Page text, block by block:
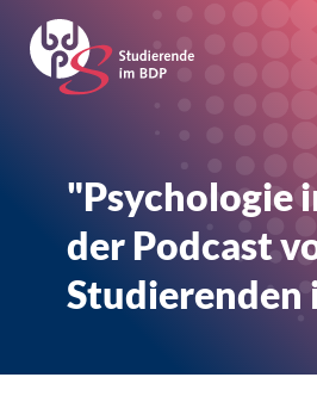
"Psychologie
der Podcast
Studierenden